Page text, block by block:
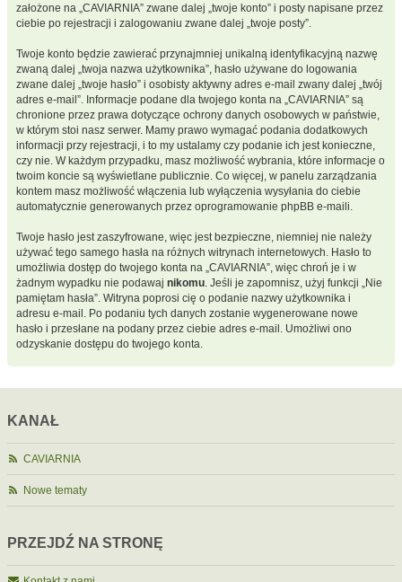
założone na „CAVIARNIA” zwane dalej „twoje konto” i posty napisane przez
ciebie po rejestracji i zalogowaniu zwane dalej „twoje posty”.
Twoje konto będzie zawierać przynajmniej unikalną identyfikacyjną nazwę
zwaną dalej „twoja nazwa użytkownika”, hasło używane do logowania
zwane dalej „twoje hasło” i osobisty aktywny adres e-mail zwany dalej „twój
adres e-mail”. Informacje podane dla twojego konta na „CAVIARNIA” są
chronione przez prawa dotyczące ochrony danych osobowych w państwie,
w którym stoi nasz serwer. Mamy prawo wymagać podania dodatkowych
informacji przy rejestracji, i to my ustalamy czy podanie ich jest konieczne,
czy nie. W każdym przypadku, masz możliwość wybrania, które informacje o
twoim koncie są wyświetlane publicznie. Co więcej, w panelu zarządzania
kontem masz możliwość włączenia lub wyłączenia wysyłania do ciebie
automatycznie generowanych przez oprogramowanie phpBB e-maili.
Twoje hasło jest zaszyfrowane, więc jest bezpieczne, niemniej nie należy
używać tego samego hasła na różnych witrynach internetowych. Hasło to
umożliwia dostęp do twojego konta na „CAVIARNIA”, więc chroń je i w
żadnym wypadku nie podawaj nikomu. Jeśli je zapomnisz, użyj funkcji „Nie
pamiętam hasła”. Witryna poprosi cię o podanie nazwy użytkownika i
adresu e-mail. Po podaniu tych danych zostanie wygenerowane nowe
hasło i przesłane na podany przez ciebie adres e-mail. Umożliwi ono
odzyskanie dostępu do twojego konta.
KANAŁ
CAVIARNIA
Nowe tematy
PRZEJDŹ NA STRONĘ